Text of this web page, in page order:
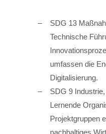
SDG 13
Technische
umfassen die
Digitalisierung.
SDG 9
Lernende
Projektgruppen
nachhaltiges